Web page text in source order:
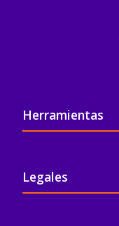
Pie de página
Herramientas
Legales